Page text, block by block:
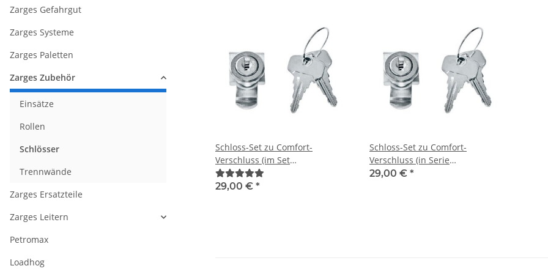
Schloss-Set zu Comfort-
Verschluss (im Set
gleichschließend)
29,00 € *
Schloss-Set zu Comfort-
Verschluss (in Serie
gleichschließend)
29,00 € *
Zarges Gefahrgut
Zarges Systeme
Zarges Paletten
Zarges Zubehör
Einsätze
Rollen
Schlösser
Trennwände
Zarges Ersatzteile
Zarges Leitern
Petromax
Loadhog